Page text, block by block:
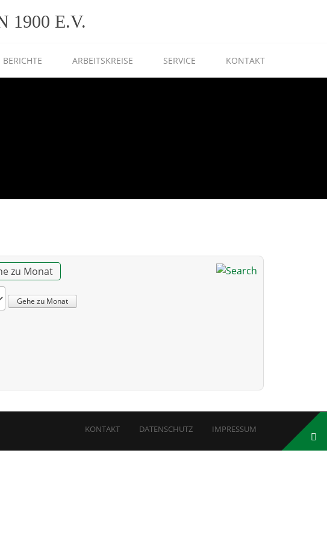
1900 E.V.
BERICHTE ARBEITSKREISE SERVICE KONTAKT
zu Monat
Gehe zu Monat
KONTAKT DATENSCHUTZ IMPRESSUM